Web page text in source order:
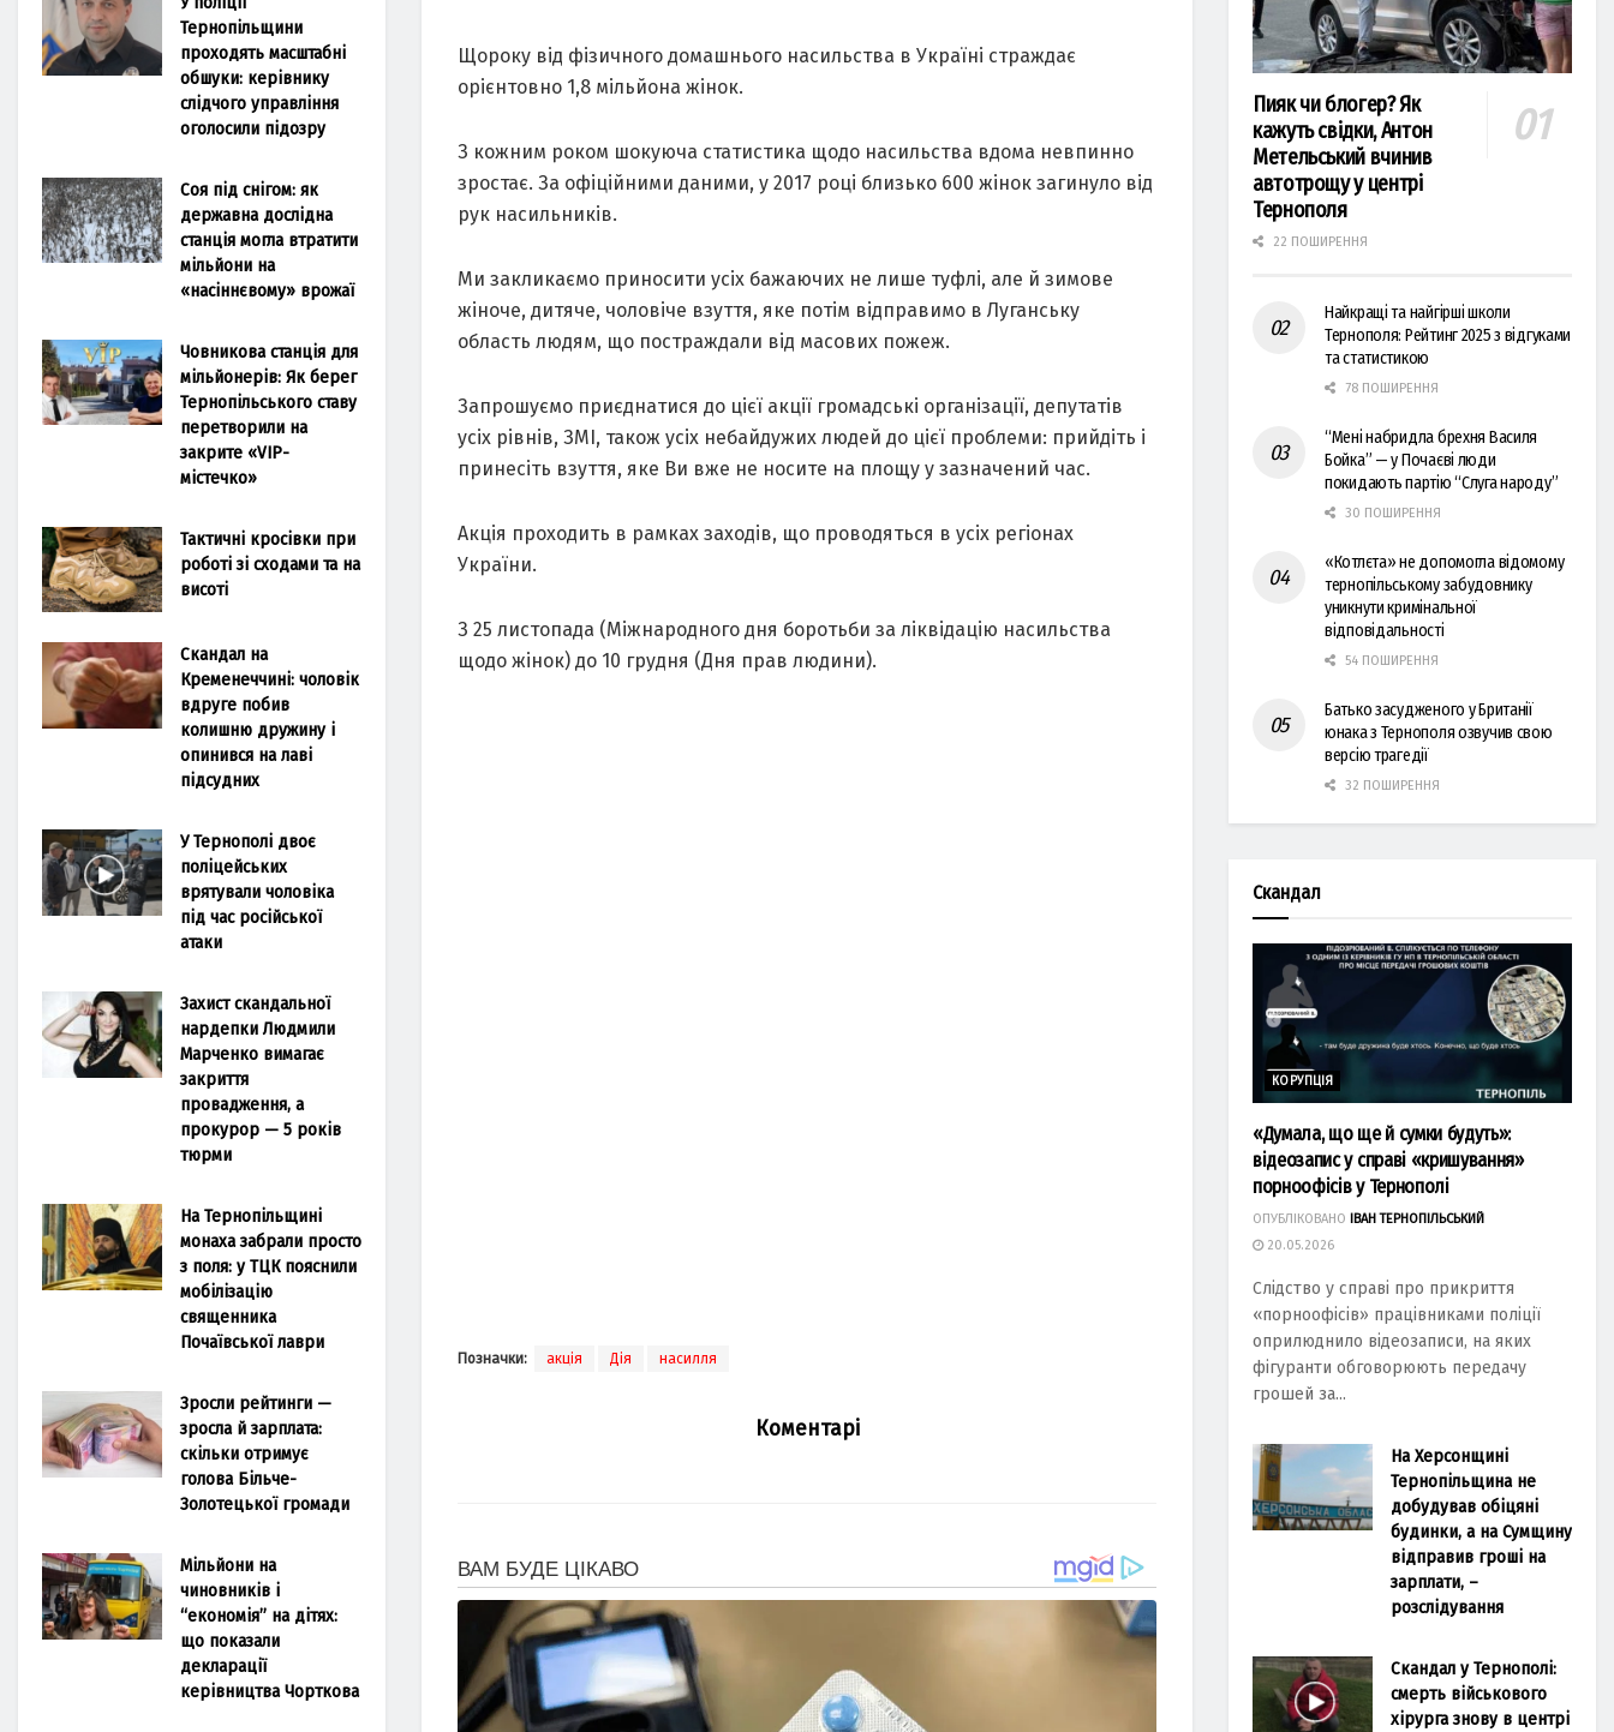
Щороку від фізичного домашнього насильства в Україні страждає
орієнтовно 1,8 мільйона жінок.
З кожним роком шокуюча статистика щодо насильства вдома невпинно
зростає. За офіційними даними, у 2017 році близько 600 жінок загинуло від
рук насильників.
Ми закликаємо приносити усіх бажаючих не лише туфлі, але й зимове
жіноче, дитяче, чоловіче взуття, яке потім відправимо в Луганську
область людям, що постраждали від масових пожеж.
Запрошуємо приєднатися до цієї акції громадські організації, депутатів
усіх рівнів, ЗМІ, також усіх небайдужих людей до цієї проблеми: прийдіть і
принесіть взуття, яке Ви вже не носите на площу у зазначений час.
Акція проходить в рамках заходів, що проводяться в усіх регіонах
України.
З 25 листопада (Міжнародного дня боротьби за ліквідацію насильства
щодо жінок) до 10 грудня (Дня прав людини).
Позначки: акція Дія насилля
Коментарі
Тернопільщини
проходять масштабні
обшуки: керівнику
слідчого управління
оголосили підозру
Соя під снігом: як
державна дослідна
станція могла втратити
мільйони на
«насіннєвому» врожаї
Човникова станція для
мільйонерів: Як берег
Тернопільського ставу
перетворили на
закрите «VIP-
містечко»
Тактичні кросівки при
роботі зі сходами та на
висоті
Скандал на
Кременеччині: чоловік
вдруге побив
колишню дружину і
опинився на лаві
підсудних
У Тернополі двоє
поліцейських
врятували чоловіка
під час російської
атаки
Захист скандальної
нардепки Людмили
Марченко вимагає
закриття
провадження, а
прокурор — 5 років
тюрми
На Тернопільщині
монаха забрали просто
з поля: у ТЦК пояснили
мобілізацію
священника
Почаївської лаври
Зросли рейтинги —
зросла й зарплата:
скільки отримує
голова Більче-
Золотецької громади
Мільйони на
чиновників і
“економія” на дітях:
що показали
декларації
керівництва Чорткова
Пияк чи блогер? Як
кажуть свідки, Антон
Метельський вчинив
автотрощу у центрі
Тернополя
22 ПОШИРЕННЯ
Найкращі та найгірші школи
Тернополя: Рейтинг 2025 з відгуками
та статистикою
78 ПОШИРЕННЯ
“Мені набридла брехня Василя
Бойка” — у Почаєві люди
покидають партію “Слуга народу”
30 ПОШИРЕННЯ
«Котлєта» не допомогла відомому
тернопільському забудовнику
уникнути кримінальної
відповідальності
54 ПОШИРЕННЯ
Батько засудженого у Британії
юнака з Тернополя озвучив свою
версію трагедії
32 ПОШИРЕННЯ
Скандал
КОРУПЦІЯ
«Думала, що ще й сумки будуть»:
відеозапис у справі «кришування»
порноофісів у Тернополі
ОПУБЛІКОВАНО
ІВАН ТЕРНОПІЛЬСЬКИЙ
20.05.2026
Слідство у справі про прикриття
«порноофісів» працівниками поліції
оприлюднило відеозаписи, на яких
фігуранти обговорюють передачу
грошей за...
На Херсонщині
Тернопільщина не
добудував обіцяні
будинки, а на Сумщину
відправив гроші на
зарплати, –
розслідування
Скандал у Тернополі:
смерть військового
хірурга знову в центрі